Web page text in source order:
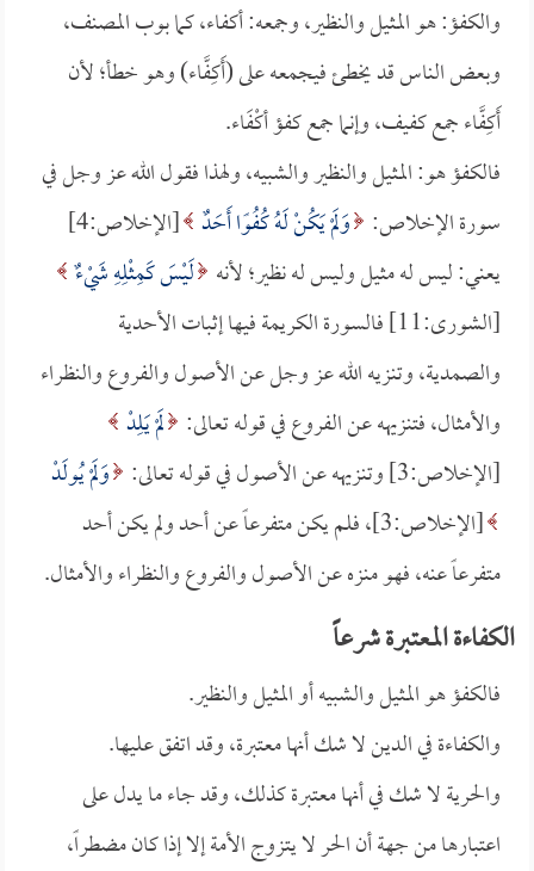
والكفؤ: هو المثيل والنظير، وجمعه: أكفاء، كما بوب المصنف،
وبعض الناس قد يخطئ فيجمعه على (أَكِفَّاء) وهو خطأ؛ لأن
أَكِفَّاء جمع كفيف، وإنما جمع كفؤ أكْفَاء.
فالكفؤ هو: المثيل والنظير والشبيه، ولهذا فقول الله عز وجل في
سورة الإخلاص: وَلَمْ يَكُنْ لَهُ كُفُوًا أَحَدٌ
[الإخلاص:4]
يعني: ليس له مثيل وليس له نظير؛ لأنه لَيْسَ كَمِثْلِهِ شَيْءٌ
[الشورى:11] فالسورة الكريمة فيها إثبات الأحدية
والصمدية، وتنزيه الله عز وجل عن الأصول والفروع والنظراء
والأمثال، فتنزيهه عن الفروع في قوله تعالى: لَمْ يَلِدْ
[الإخلاص:3] وتنزيهه عن الأصول في قوله تعالى:
وَلَمْ يُولَدْ
[الإخلاص:3]، فلم يكن متفرعاً عن أحد ولم يكن أحد
متفرعاً عنه، فهو منزه عن الأصول والفروع والنظراء والأمثال.
الكفاءة المعتبرة شرعاً
فالكفؤ هو المثيل والشبيه أو المثيل والنظير.
والكفاءة في الدين لا شك أنها معتبرة، وقد اتفق عليها.
والحرية لا شك في أنها معتبرة كذلك، وقد جاء ما يدل على
اعتبارها من جهة أن الحر لا يتزوج الأمة إلا إذا كان مضطراً،